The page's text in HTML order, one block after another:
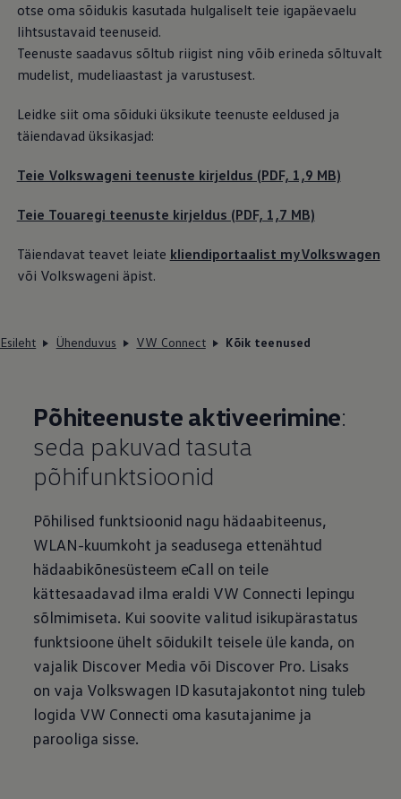
otse oma sõidukis kasutada hulgaliselt teie igapäevaelu
lihtsustavaid teenuseid.
Teenuste saadavus sõltub riigist ning võib erineda sõltuvalt
mudelist, mudeliaastast ja varustusest.
Leidke siit oma sõiduki üksikute teenuste eeldused ja
täiendavad üksikasjad:
Teie Volkswageni teenuste kirjeldus (PDF, 1,9 MB)
Teie Touaregi teenuste kirjeldus (PDF, 1,7 MB)
Täiendavat teavet leiate kliendiportaalist myVolkswagen
või Volkswageni äpist.
Esileht Ühenduvus VW Connect Kõik teenused
Põhiteenuste aktiveerimine:
seda pakuvad tasuta
põhifunktsioonid
Põhilised funktsioonid nagu hädaabiteenus,
WLAN-kuumkoht ja seadusega ettenähtud
hädaabikõnesüsteem eCall on teile
kättesaadavad ilma eraldi VW Connecti lepingu
sõlmimiseta. Kui soovite valitud isikupärastatus
funktsioone ühelt sõidukilt teisele üle kanda, on
vajalik Discover Media või Discover Pro. Lisaks
on vaja Volkswagen ID kasutajakontot ning tuleb
logida VW Connecti oma kasutajanime ja
parooliga sisse.